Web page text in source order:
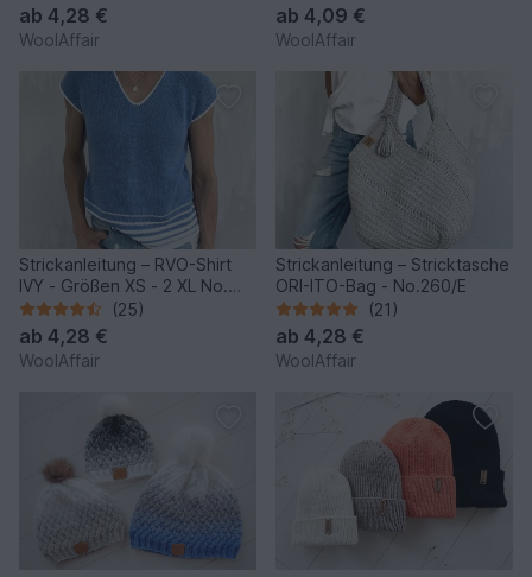
ab 4,28 €
WoolAffair
ab 4,09 €
WoolAffair
Strickanleitung – RVO-Shirt
IVY - Größen XS - 2 XL No.
250
(25)
ab 4,28 €
WoolAffair
Strickanleitung – Stricktasche
ORI-ITO-Bag - No.260/E
(21)
ab 4,28 €
WoolAffair